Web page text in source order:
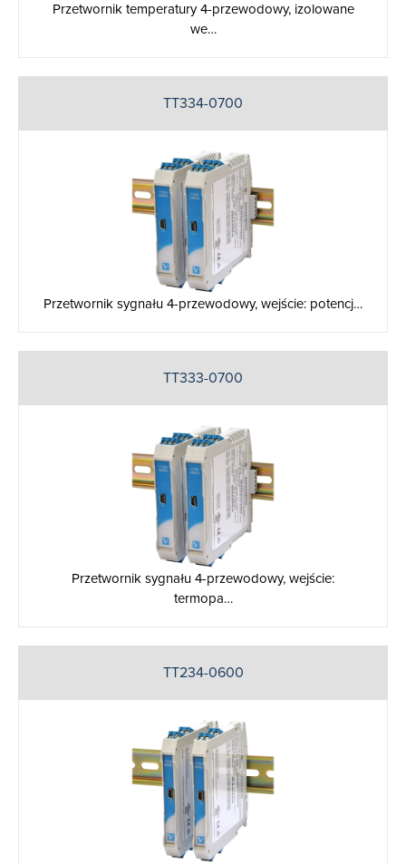
Przetwornik temperatury 4-przewodowy, izolowane
we…
TT334-0700
Przetwornik sygnału 4-przewodowy, wejście: potencj…
TT333-0700
Przetwornik sygnału 4-przewodowy, wejście:
termopa…
TT234-0600